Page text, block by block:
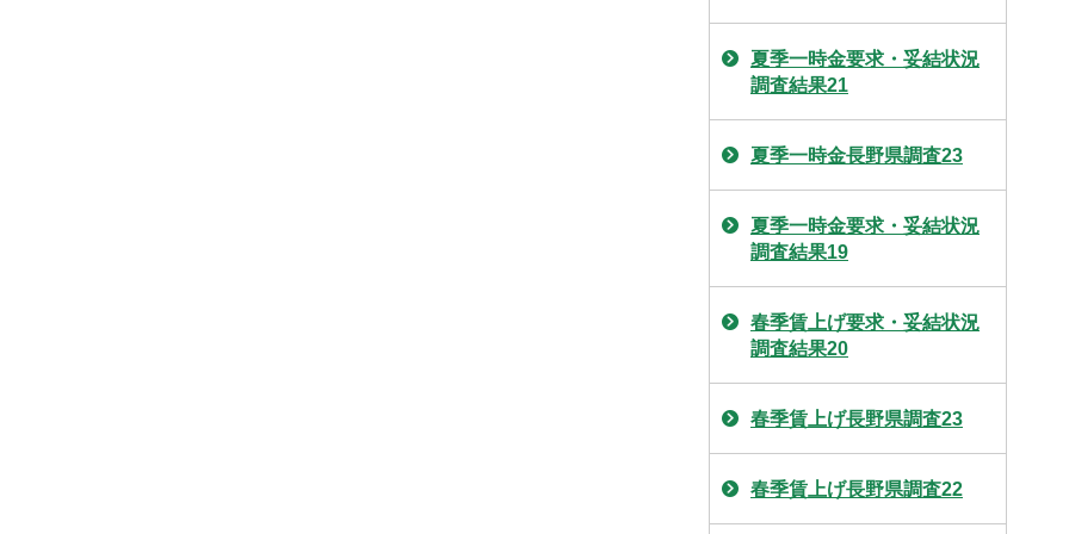
夏季一時金要求・妥結状況
調査結果21
夏季一時金長野県調査23
夏季一時金要求・妥結状況
調査結果19
春季賃上げ要求・妥結状況
調査結果20
春季賃上げ長野県調査23
春季賃上げ長野県調査22